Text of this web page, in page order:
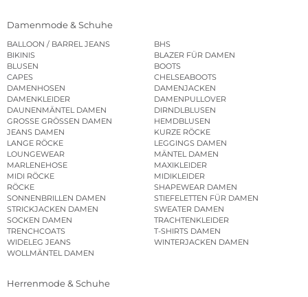
Damenmode & Schuhe
BALLOON / BARREL JEANS
BHS
BIKINIS
BLAZER FÜR DAMEN
BLUSEN
BOOTS
CAPES
CHELSEABOOTS
DAMENHOSEN
DAMENJACKEN
DAMENKLEIDER
DAMENPULLOVER
DAUNENMÄNTEL DAMEN
DIRNDLBLUSEN
GROSSE GRÖSSEN DAMEN
HEMDBLUSEN
JEANS DAMEN
KURZE RÖCKE
LANGE RÖCKE
LEGGINGS DAMEN
LOUNGEWEAR
MÄNTEL DAMEN
MARLENEHOSE
MAXIKLEIDER
MIDI RÖCKE
MIDIKLEIDER
RÖCKE
SHAPEWEAR DAMEN
SONNENBRILLEN DAMEN
STIEFELETTEN FÜR DAMEN
STRICKJACKEN DAMEN
SWEATER DAMEN
SOCKEN DAMEN
TRACHTENKLEIDER
TRENCHCOATS
T-SHIRTS DAMEN
WIDELEG JEANS
WINTERJACKEN DAMEN
WOLLMÄNTEL DAMEN
Herrenmode & Schuhe